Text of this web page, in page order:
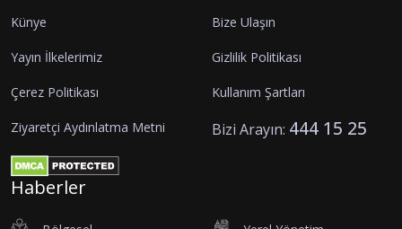
Künye Bize Ulaşın
Yayın İlkelerimiz Gizlilik Politikası
Çerez Politikası Kullanım Şartları
Ziyaretçi Aydınlatma Metni Bizi Arayın: 444 15 25
Haberler